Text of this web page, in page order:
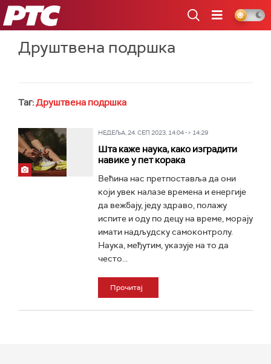
РТС
Друштвена подршка
Таг:Друштвена подршка
НЕДЕЉА, 24. СЕП 2023, 14:04 -> 14:29
Шта каже наука, како изградити
навике у пет корака
Већина нас претпоставља да они
који увек налазе времена и енергије
да вежбају, једу здраво, полажу
испите и оду по децу на време, морају
имати надљудску самоконтролу.
Наука, међутим, указује на то да
често...
Прочитај